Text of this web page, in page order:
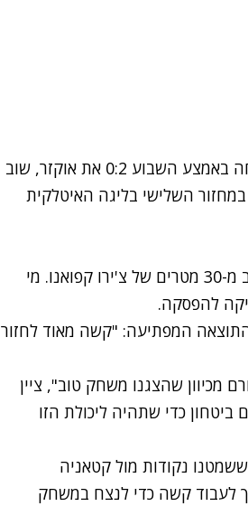
אולי זו העייפות ממשחק ליגת האלופות, אבל מילאן, שניצחה באמצע השבוע 0:2 את אוקזר, שוב
רק בתיקו 1:1 מול קטאניה במחזור השלישי בליגה האיטלקית
החניכים של מסימיליאנו אלגרי ספגו ראשונים משער מרהיב מ-30 מטרים של צ'ירו קפואנו. מי
להפסקה.
המפתיעה: "קשה מאוד לחזור
שהצגנו משחק טוב", ציין
כדי שתהיה ליכולת הזו
נקודות מול קטאניה
לעבוד קשה כדי לנצח במשחק